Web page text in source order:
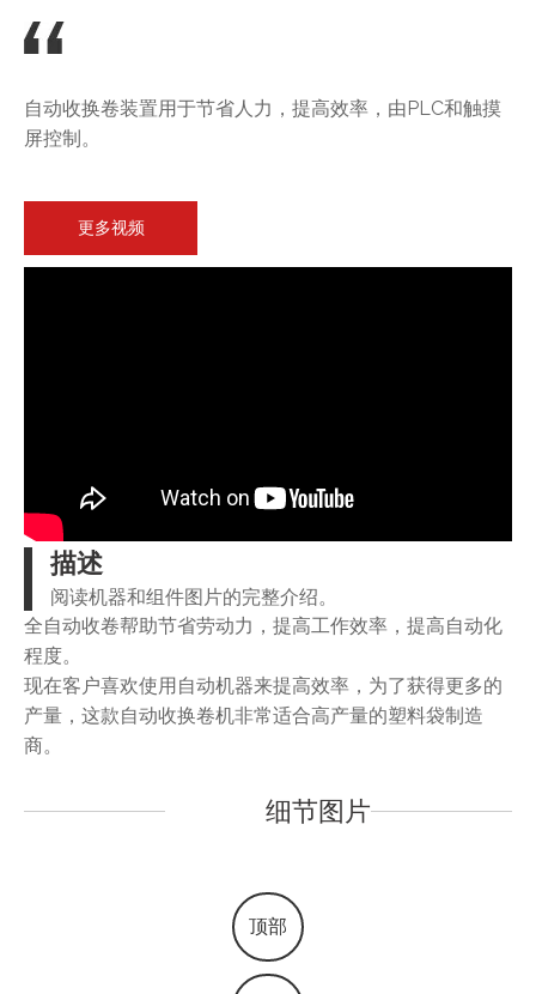
自动收换卷装置用于节省人力，提高效率，由PLC和触摸
屏控制。
更多视频
描述
阅读机器和组件图片的完整介绍。
全自动收卷帮助节省劳动力，提高工作效率，提高自动化
程度。
现在客户喜欢使用自动机器来提高效率，为了获得更多的
产量，这款自动收换卷机非常适合高产量的塑料袋制造
商。
细节图片
顶部